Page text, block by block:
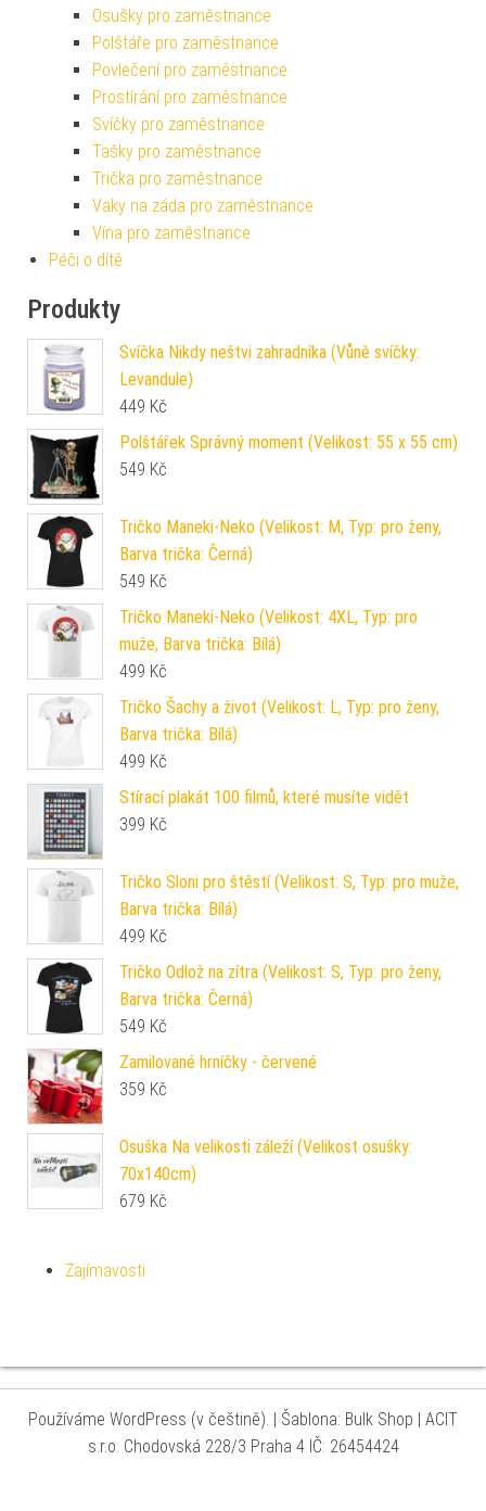
Osušky pro zaměstnance
Polštáře pro zaměstnance
Povlečení pro zaměstnance
Prostírání pro zaměstnance
Svíčky pro zaměstnance
Tašky pro zaměstnance
Trička pro zaměstnance
Vaky na záda pro zaměstnance
Vína pro zaměstnance
Péči o dítě
Produkty
Svíčka Nikdy neštvi zahradníka (Vůně svíčky:
Levandule)
449 Kč
Polštářek Správný moment (Velikost: 55 x 55 cm)
549 Kč
Tričko Maneki-Neko (Velikost: M, Typ: pro ženy,
Barva trička: Černá)
549 Kč
Tričko Maneki-Neko (Velikost: 4XL, Typ: pro
muže, Barva trička: Bílá)
499 Kč
Tričko Šachy a život (Velikost: L, Typ: pro ženy,
Barva trička: Bílá)
499 Kč
Stírací plakát 100 filmů, které musíte vidět
399 Kč
Tričko Sloni pro štěstí (Velikost: S, Typ: pro muže,
Barva trička: Bílá)
499 Kč
Tričko Odlož na zítra (Velikost: S, Typ: pro ženy,
Barva trička: Černá)
549 Kč
Zamilované hrníčky - červené
359 Kč
Osuška Na velikosti záleží (Velikost osušky:
70x140cm)
679 Kč
Zajímavosti
Používáme WordPress (v češtině). | Šablona: Bulk Shop | ACIT
s.r.o. Chodovská 228/3 Praha 4 IČ: 26454424